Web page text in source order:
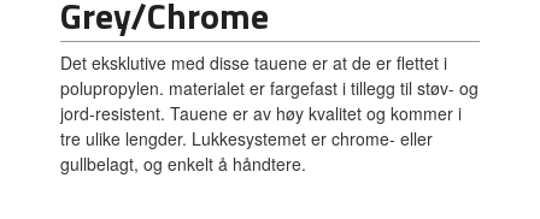
Grey/Chrome
Det eksklutive med disse tauene er at de er flettet i
polupropylen. materialet er fargefast i tillegg til støv- og
jord-resistent. Tauene er av høy kvalitet og kommer i
tre ulike lengder. Lukkesystemet er chrome- eller
gullbelagt, og enkelt å håndtere.